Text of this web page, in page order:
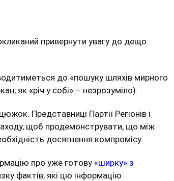
привернути увагу до дещо
до «пошуку шляхів мирного
як «річ у собі» – незрозуміло).
Представниці Партії Регіонів і
щоб продемонструвати, що між
досягнення компромісу.
про уже готову «ширку» з
фактів, які цю інформацію